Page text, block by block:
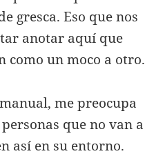
gresca. Eso que nos
anotar aquí que
como un moco a otro.
me preocupa
que no van a
así en su entorno.